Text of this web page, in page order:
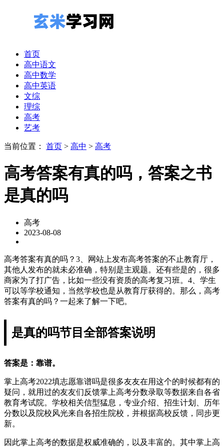
首页
高中语文
高中数学
高中英语
文综
理综
高考
艺考
当前位置： 首页 > 高中 > 高考
高考答案有真的吗，答案之书
是真的吗
高考
2023-08-08
高考答案有真的吗？3、网站上发布高考答案的不止教育厅，
其他人发布的就未必准确，特别是主观题。还有些是的，很多
商家为了打广告，比如一些没有资质的高考复习班。4、学生
可以等学校通知，当然学校也是从教育厅获得的。那么，高考
答案有真的吗？一起来了解一下吧。
是真的吗节目全部答案说明
答案是：靠谱。
掌上高考2022填志愿靠谱吗是很多友友在用这个的时候都有的
疑问，就用过的友友们反馈掌上高考分数录取等数据来自各省
教育考试院。学校相关信型猛息，专业介绍、招生计划、历年
分数以及院校风光来自各招生院校，并根据高校反馈，同步更
新。
因此掌上高考的数据是权威准确的，以及丰富的。其中掌上高